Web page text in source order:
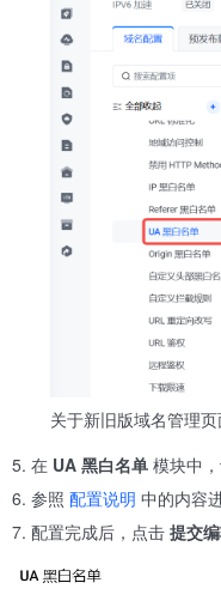
关于新旧版域名管理
在 UA 黑白名单 模块中
参照 配置说明 中的内容
配置完成后，点击 提交